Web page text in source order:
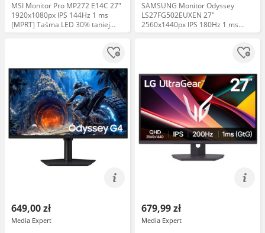
MSI Monitor Pro MP272 E14C 27"
1920x1080px IPS 144Hz 1 ms
[MPRT] Taśma LED 30% taniej
Uchwyt
SAMSUNG Monitor Odyssey
LS27FG502EUXEN 27"
2560x1440px IPS 180Hz 1 ms
[GTG] Taśma LED 30% taniej
649,00 zł
Media Expert
679,99 zł
Media Expert